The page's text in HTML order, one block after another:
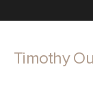
Timothy